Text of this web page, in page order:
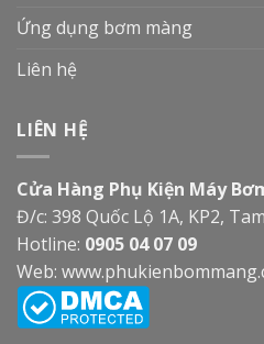
Ứng dụng bơm màng
Liên hệ
LIÊN HỆ
Cửa Hàng Phụ Kiện Máy
Đ/c: 398 Quốc Lộ 1A, KP2,
Hotline: 0905 04 07 09
Web: